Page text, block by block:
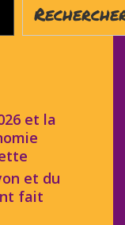
et la
et du
fait